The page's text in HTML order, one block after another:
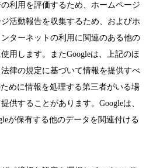
利用を評価するため、ホームページ
活動報告を収集するため、およびホ
ターネットの利用に関連のある他の
用します。またGoogleは、上記のほ
律の規定に基づいて情報を提供すべ
めに情報を処理する第三者がいる場
供することがあります。Googleは、
が保有する他のデータを関連付ける